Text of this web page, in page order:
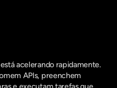
acelerando rapidamente.
APIs, preenchem